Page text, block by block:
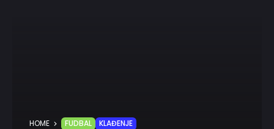
HOME FUDBAL KLAĐENJE